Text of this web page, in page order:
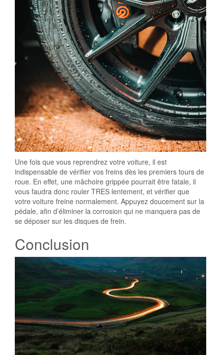
Une fois que vous reprendrez votre voiture, il est
indispensable de vérifier vos freins dès les premiers tours de
roue. En effet, une mâchoire grippée pourrait être fatale, il
vous faudra donc rouler TRES lentement, et vérifier que
votre voiture freine normalement. Appuyez doucement sur la
pédale, afin d’éliminer la corrosion qui ne manquera pas de
se déposer sur les disques de frein.
Conclusion